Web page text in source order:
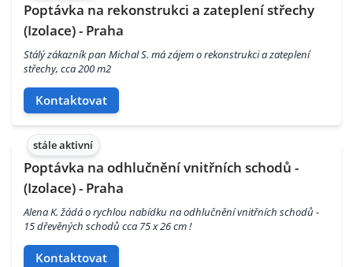
Poptávka na rekonstrukci a zateplení střechy
(Izolace) - Praha
Stálý zákazník pan Michal S. má zájem o rekonstrukci a zateplení
střechy, cca 200 m2
Kontaktovat
stále aktivní
Poptávka na odhlučnění vnitřních schodů -
(Izolace) - Praha
Alena K. žádá o rychlou nabídku na odhlučnění vnitřních schodů -
15 dřevěných schodů cca 75 x 26 cm !
Kontaktovat